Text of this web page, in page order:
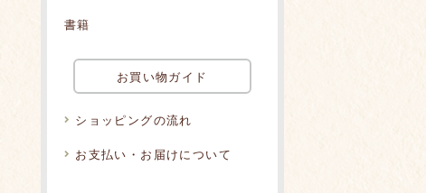
書籍
お買い物ガイド
ショッピングの流れ
お支払い・お届けについて